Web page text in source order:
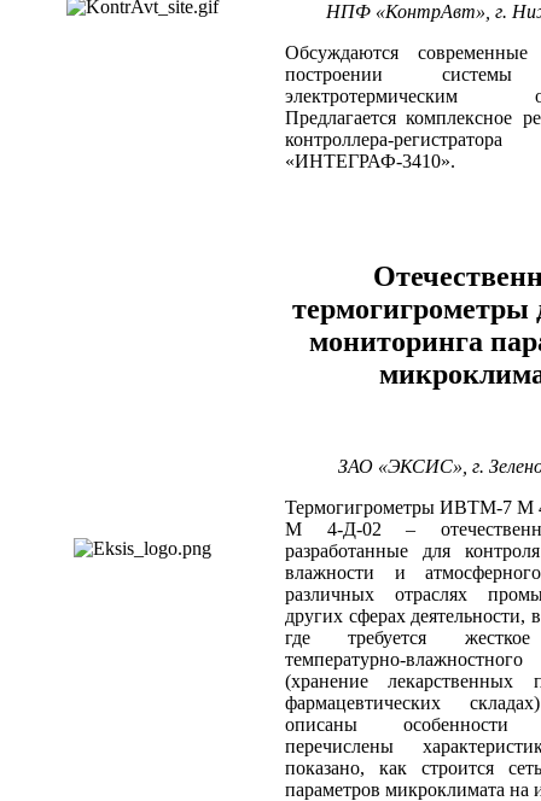
НПФ «КонтрАвт», г.
Обсуждаются
построении системы
электротермическим
Предлагается комплексное
контроллера-регистратора
«ИНТЕГРАФ‑3410».
термогигрометры
мониторинга
ЗАО «ЭКСИС», г.
Термогигрометры ИВТМ‑7
М 4‑Д‑02 –
разработанные для
влажности и
различных отраслях
других сферах деятельности,
где требуется
температурно-
(хранение лекарственных
фармацевтических
описаны особенности
перечислены
показано, как строится
параметров микроклимата на